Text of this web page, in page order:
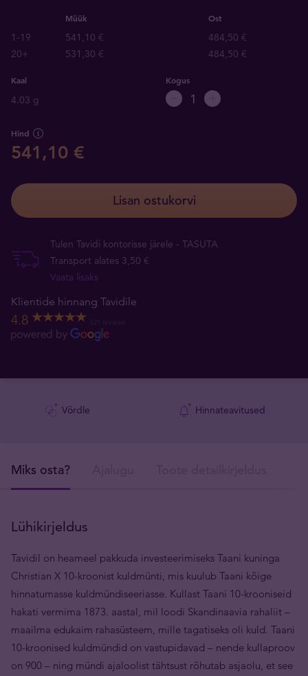
Müük Ost
1-19 541,10 €
484,50 €
20+
531,30 € 484,50 €
Kaal
4.03 g
Kogus
Hind
541,10 €
Lisan ostukorvi
Tulen Tavidi kontorisse järele - TASUTA
Transport alates 3,50 €
Vaata lisaks
Klientide hinnang Tavidile
4.8
Võrdle Hinnateavitused
Miks osta?
Lühikirjeldus
Tavidil on heameel pakkuda investeerimiseks Taani kuninga
Christian X 10-kroonist kuldmünti, mis kuulub Taani kõige
hinnatumasse kuldmündiseeriasse. Kullast Taani 10-krooniseid
hakati vermima 1873. aastal, mil loodi Skandinaavia rahaliit –
maailma edukaim rahasüsteem, mille tagatiseks oli kuld. Taani
10-kroonised kuldmündid on vastupidavad – nende kullaproov
on 900 – ning mündi ajaloolist tähtsust rõhutab asjaolu, et see